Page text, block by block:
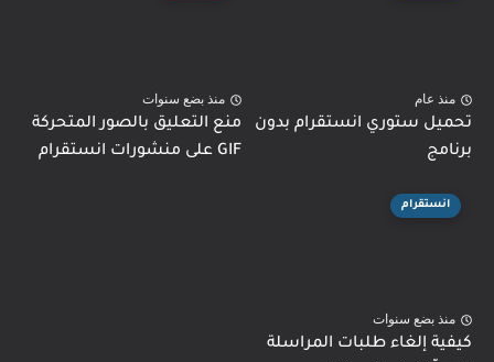
منذ عام
تحميل ستوري انستقرام بدون
برنامج
منذ بضع سنوات
منع التعليق بالصور المتحركة
GIF على منشورات انستقرام
انستقرام
منذ بضع سنوات
كيفية إلغاء طلبات المراسلة